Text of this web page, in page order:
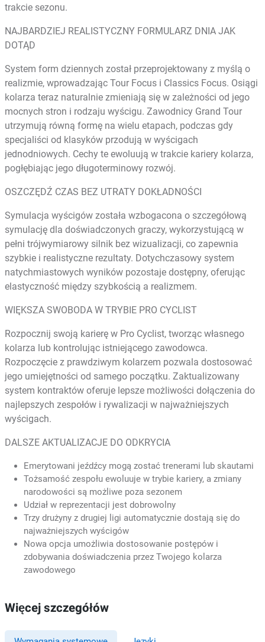
trakcie sezonu.
NAJBARDZIEJ REALISTYCZNY FORMULARZ DNIA JAK
DOTĄD
System form dziennych został przeprojektowany z myślą o
realizmie, wprowadzając Tour Focus i Classics Focus. Osiągi
kolarza teraz naturalnie zmieniają się w zależności od jego
mocnych stron i rodzaju wyścigu. Zawodnicy Grand Tour
utrzymują równą formę na wielu etapach, podczas gdy
specjaliści od klasyków przodują w wyścigach
jednodniowych. Cechy te ewoluują w trakcie kariery kolarza,
pogłębiając jego długoterminowy rozwój.
OSZCZĘDŹ CZAS BEZ UTRATY DOKŁADNOŚCI
Symulacja wyścigów została wzbogacona o szczegółową
symulację dla doświadczonych graczy, wykorzystującą w
pełni trójwymiarowy silnik bez wizualizacji, co zapewnia
szybkie i realistyczne rezultaty. Dotychczasowy system
natychmiastowych wyników pozostaje dostępny, oferując
elastyczność między szybkością a realizmem.
WIĘKSZA SWOBODA W TRYBIE PRO CYCLIST
Rozpocznij swoją karierę w Pro Cyclist, tworząc własnego
kolarza lub kontrolując istniejącego zawodowca.
Rozpoczęcie z prawdziwym kolarzem pozwala dostosować
jego umiejętności od samego początku. Zaktualizowany
system kontraktów oferuje lepsze możliwości dołączenia do
najlepszych zespołów i rywalizacji w najważniejszych
wyścigach.
DALSZE AKTUALIZACJE DO ODKRYCIA
Emerytowani jeźdźcy mogą zostać trenerami lub skautami
Tożsamość zespołu ewoluuje w trybie kariery, a zmiany
narodowości są możliwe poza sezonem
Udział w reprezentacji jest dobrowolny
Trzy drużyny z drugiej ligi automatycznie dostają się do
najważniejszych wyścigów
Nowa opcja umożliwia dostosowanie postępów i
zdobywania doświadczenia przez Twojego kolarza
zawodowego
Więcej szczegółów